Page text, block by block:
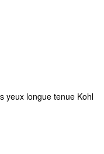
yeux longue tenue Kohl